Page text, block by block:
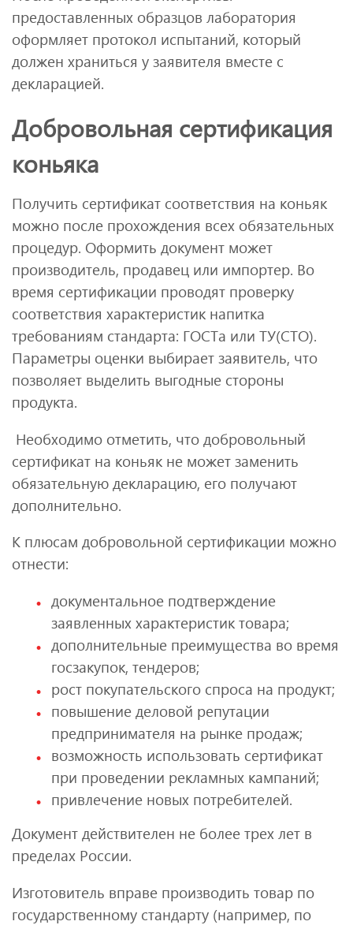
предоставленных образцов лаборатория
оформляет протокол испытаний, который
должен храниться у заявителя вместе с
декларацией.
Добровольная сертификация
коньяка
Получить сертификат соответствия на коньяк
можно после прохождения всех обязательных
процедур. Оформить документ может
производитель, продавец или импортер. Во
время сертификации проводят проверку
соответствия характеристик напитка
требованиям стандарта: ГОСТа или ТУ(СТО).
Параметры оценки выбирает заявитель, что
позволяет выделить выгодные стороны
продукта.
Необходимо отметить, что добровольный
сертификат на коньяк не может заменить
обязательную декларацию, его получают
дополнительно.
К плюсам добровольной сертификации можно
отнести:
документальное подтверждение
заявленных характеристик товара;
дополнительные преимущества во время
госзакупок, тендеров;
рост покупательского спроса на продукт;
повышение деловой репутации
предпринимателя на рынке продаж;
возможность использовать сертификат
при проведении рекламных кампаний;
привлечение новых потребителей.
Документ действителен не более трех лет в
пределах России.
Изготовитель вправе производить товар по
государственному стандарту (например, по